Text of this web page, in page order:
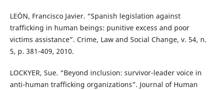
LEÓN, Francisco Javier. “Spanish legislation against
trafficking in human beings: punitive excess and poor
victims assistance”. Crime, Law and Social Change, v. 54, n.
5, p. 381-409, 2010.
LOCKYER, Sue. “Beyond inclusion: survivor-leader voice in
anti-human trafficking organizations”. Journal of Human